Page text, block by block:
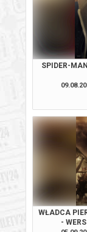
SPIDER-
WŁADCA
-